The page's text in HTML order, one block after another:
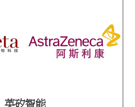
英矽智能